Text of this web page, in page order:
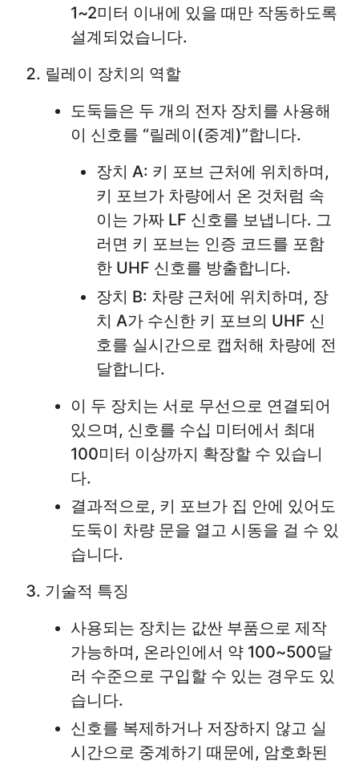
1~2미터 이내에 있을 때만 작동하도록
설계되었습니다.
릴레이 장치의 역할
도둑들은 두 개의 전자 장치를 사용해
이 신호를 “릴레이(중계)”합니다.
장치 A: 키 포브 근처에 위치하며,
키 포브가 차량에서 온 것처럼 속
이는 가짜 LF 신호를 보냅니다. 그
러면 키 포브는 인증 코드를 포함
한 UHF 신호를 방출합니다.
장치 B: 차량 근처에 위치하며, 장
치 A가 수신한 키 포브의 UHF 신
호를 실시간으로 캡처해 차량에 전
달합니다.
이 두 장치는 서로 무선으로 연결되어
있으며, 신호를 수십 미터에서 최대
100미터 이상까지 확장할 수 있습니
다.
결과적으로, 키 포브가 집 안에 있어도
도둑이 차량 문을 열고 시동을 걸 수 있
습니다.
기술적 특징
사용되는 장치는 값싼 부품으로 제작
가능하며, 온라인에서 약 100~500달
러 수준으로 구입할 수 있는 경우도 있
습니다.
신호를 복제하거나 저장하지 않고 실
시간으로 중계하기 때문에, 암호화된